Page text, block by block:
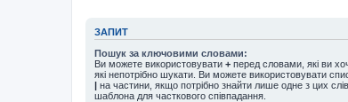
ЗАПИТ
Пошук за ключовими словами:
Ви можете використовувати + перед словами, які ви
які непотрібно шукати. Ви можете використовувати
| на частини, якщо потрібно знайти лише одне з цих
шаблона для часткового співпадання.